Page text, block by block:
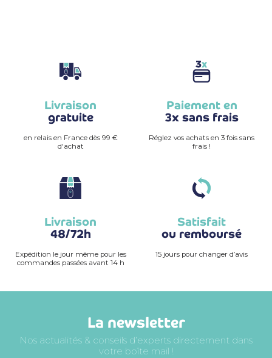
Livraison
gratuite
en relais en France dès 99 €
d'achat
Paiement en
3x sans frais
Réglez vos achats en 3 fois sans
frais !
Livraison
48/72h
Expédition le jour même pour les
commandes passées avant 14 h
Satisfait
ou remboursé
15 jours pour changer d’avis
La newsletter
Nos actualités & conseils d’experts directement dans
votre boîte mail !